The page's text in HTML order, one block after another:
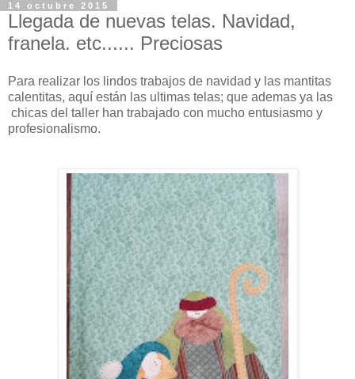
14 octubre 2015
Llegada de nuevas telas. Navidad,
franela. etc...... Preciosas
Para realizar los lindos trabajos de navidad y las mantitas
calentitas, aquí están las ultimas telas; que ademas ya las
chicas del taller han trabajado con mucho entusiasmo y
profesionalismo.